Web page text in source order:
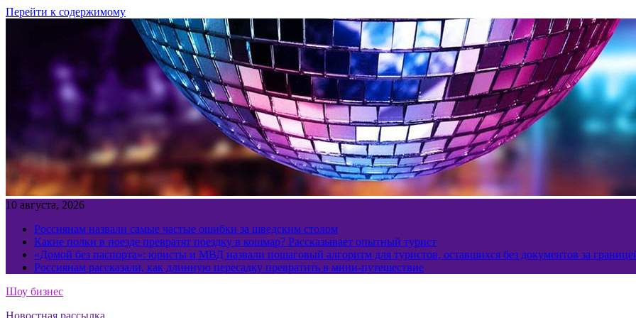
Перейти к содержимому
10 августа, 2026
Россиянам назвали самые частые ошибки за шведским столом
Какие полки в поезде превратят поездку в кошмар? Рассказывает опытный турист
«Домой без паспорта»: юристы и МВД назвали пошаговый алгоритм для туристов, оставшихся без документов за
Россиянам рассказали, как длинную пересадку превратить в мини-путешествие
Шоу бизнес
Новостная рассылка